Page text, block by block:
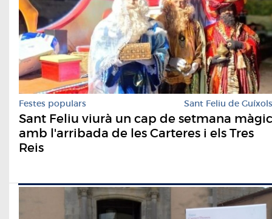
Festes populars Sant Feliu de Guíxols
Sant Feliu viurà un cap de setmana màgic
amb l'arribada de les Carteres i els Tres
Reis